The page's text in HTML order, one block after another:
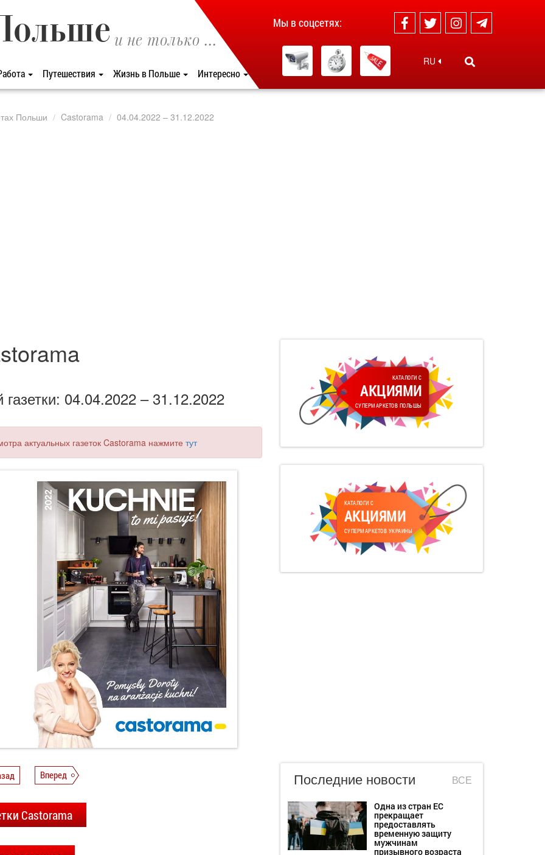
и не только ...
Путешествия Жизнь в Польше Интересно
Мы в соцсетях:
RU
Польши Castorama 04.04.2022 – 31.12.2022
04.04.2022 – 31.12.2022
актуальных газеток Castorama нажмите тут
Вперед
Castorama
КАТАЛОГИ С
АКЦИЯМИ
СУПЕРМАРКЕТОВ ПОЛЬШЫ
КАТАЛОГИ С
АКЦИЯМИ
СУПЕРМАРКЕТОВ УКРАИНЫ
Последние новости ВСЕ
Одна из стран ЕС
прекращает
предоставлять
временную защиту
мужчинам
призывного возраста